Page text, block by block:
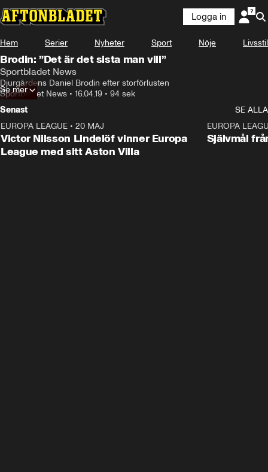
Logga in
Hem Serier Nyheter Sport Nöje Livsstil
Brodin: ”Det är det sista man vill”
Sportbladet News
Djurgårdens Daniel Brodin efter storförlusten
Sportbladet News • 16.04.19 • 94 sek
Se mer
Senast
SE ALLA
EUROPA LEAGUE • 20 MAJ
Victor Nilsson Lindelöf vinner Europa
League med sitt Aston Villa
EUROPA
Självmål